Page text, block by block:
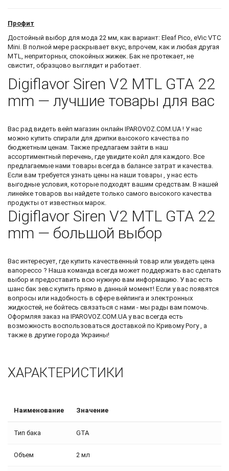
Профит
Достойный выбор для мода 22 мм, как вариант: Eleaf Pico, eVic VTC
Mini. В полной мере раскрывает вкус, впрочем, как и любая другая
MTL, неприторных, спокойных жижек. Бак не протекает, не
свистит, образцово выглядит и работает.
Digiflavor Siren V2 MTL GTA 22
mm — лучшие товары для вас
Вас рад видеть вейп магазин онлайн IPAROVOZ.COM.UA ! У нас
можно купить спирали для дрипки высокого качества по
бюджетным ценам. Также предлагаем зайти в наш
ассортиментный перечень, где увидите койл для каждого. Все
предлагаемые нами товары всегда в балансе затрат и качества.
Если вам требуется узнать цены на наши товары , у нас есть
выгодные условия, которые подходят вашим средствам. В нашей
линейке товаров вы найдете только самого высокого качества
продукты от известных марок.
Digiflavor Siren V2 MTL GTA 22
mm — большой выбор
Вас интересует, где купить качественный товар или увидеть цена
вапорессо ? Наша команда всегда может поддержать вас сделать
выбор и предоставить всю нужную вам информацию. У вас есть
шанс бак зевс купить прямо в данный момент! Если у вас появятся
вопросы или надобность в сфере вейпинга и электронных
жидкостей, не бойтесь связаться с нами - мы рады вам помочь.
Оформляя заказ на IPAROVOZ.COM.UA у вас всегда есть
возможность воспользоваться доставкой по Кривому Рогу , а
также в другие города Украины!
ХАРАКТЕРИСТИКИ
Наименование Значение
Тип бака GTA
Объем 2 мл